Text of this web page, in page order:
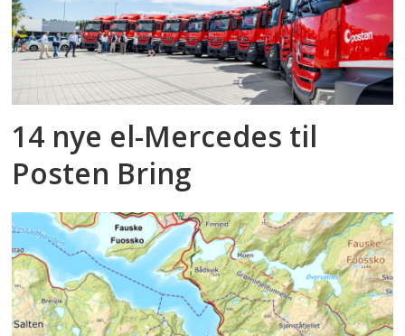
14 nye el-Mercedes til
Posten Bring